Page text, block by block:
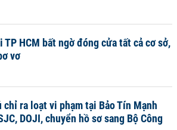
TP HCM bất ngờ đóng cửa tất cả cơ sở,
vơ
chỉ ra loạt vi phạm tại Bảo Tín Mạnh
DOJI, chuyển hồ sơ sang Bộ Công